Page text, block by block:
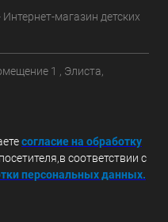
магазин детских
1 , Элиста,
согласие на обработку
соответствии с
персональных данных.